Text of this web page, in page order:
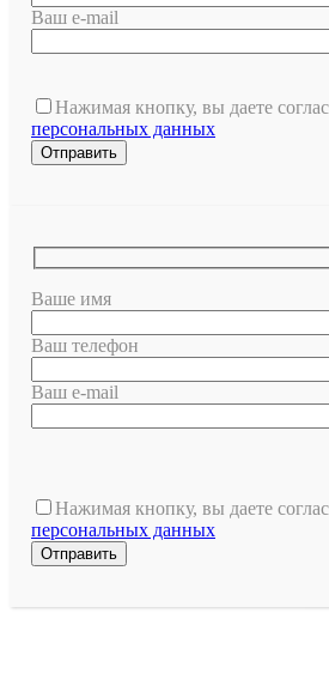
Ваш e-mail
Нажимая кнопку, вы даете
персональных данных
Ваше имя
Ваш телефон
Ваш e-mail
это
поле
пустым.
Нажимая кнопку, вы даете
персональных данных